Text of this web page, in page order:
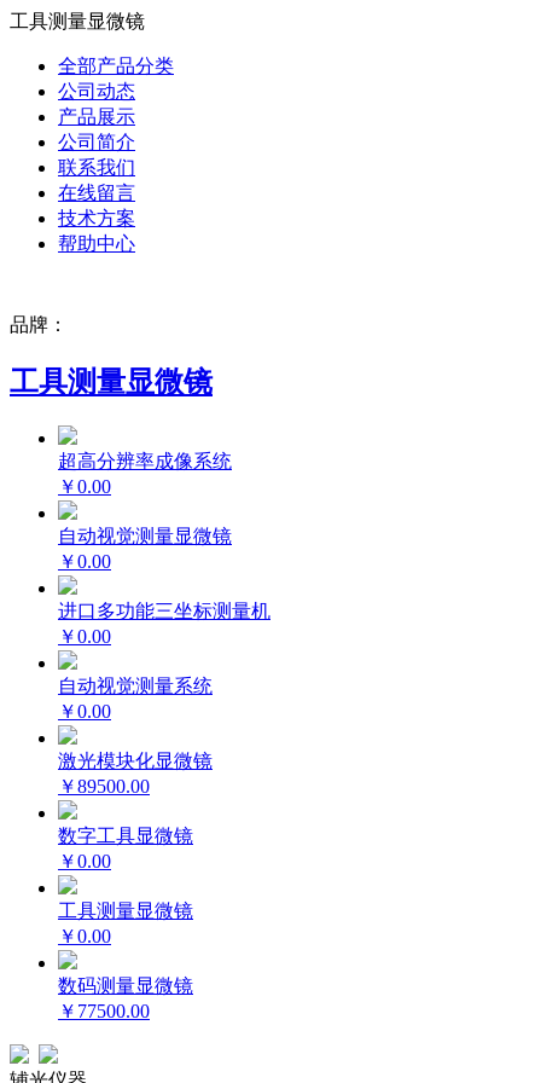
工具测量显微镜
全部产品分类
公司动态
产品展示
公司简介
联系我们
在线留言
技术方案
帮助中心
品牌：
工具测量显微镜
超高分辨率成像系统
￥0.00
自动视觉测量显微镜
￥0.00
进口多功能三坐标测量机
￥0.00
自动视觉测量系统
￥0.00
激光模块化显微镜
￥89500.00
数字工具显微镜
￥0.00
工具测量显微镜
￥0.00
数码测量显微镜
￥77500.00